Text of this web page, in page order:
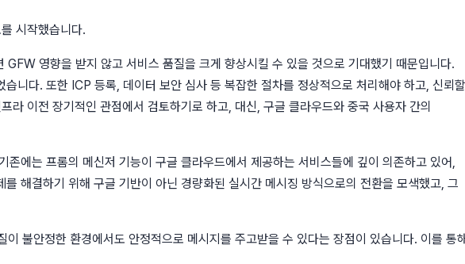
시작했습니다.
영향을 받지 않고 서비스 품질을 크게 향상시킬 수 있을 것으로 기대했기 때문입니다.
니다. 또한 ICP 등록, 데이터 보안 심사 등 복잡한 절차를 정상적으로 처리해야 하고, 신뢰할
이전 장기적인 관점에서 검토하기로 하고, 대신, 구글 클라우드와 중국 사용자 간의
에는 프롬의 메신저 기능이 구글 클라우드에서 제공하는 서비스들에 깊이 의존하고 있어,
해결하기 위해 구글 기반이 아닌 경량화된 실시간 메시징 방식으로의 전환을 모색했고, 그
불안정한 환경에서도 안정적으로 메시지를 주고받을 수 있다는 장점이 있습니다. 이를 통